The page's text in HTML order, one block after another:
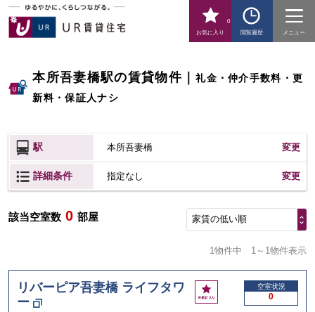
お気に入り
0
閲覧履歴
メニュー
本所吾妻橋駅の賃貸物件｜礼金・仲介手数料・更
新料・保証人ナシ
駅 本所吾妻橋 変更
詳細条件 指定なし 変更
該当空室数 0 部屋 家賃の低い順
1物件中 1～1物件表示
リバーピア吾妻橋 ライフタワ
ー
お
気
空室状況
0